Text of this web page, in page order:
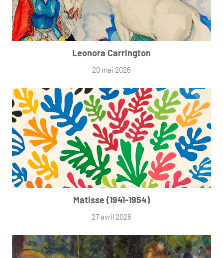
Leonora Carrington
20 mai 2026
Matisse (1941-1954)
27 avril 2026